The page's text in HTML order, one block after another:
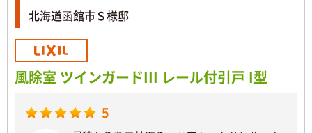
北海道函館市Ｓ様邸
風除室 ツインガードIII レール付引戸 I型
5